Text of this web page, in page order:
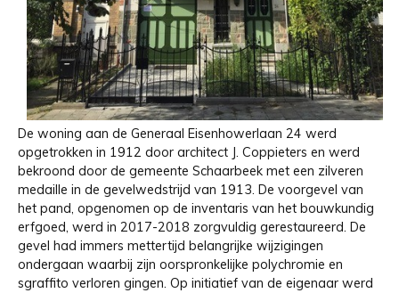
De woning aan de Generaal Eisenhowerlaan 24 werd
opgetrokken in 1912 door architect J. Coppieters en werd
bekroond door de gemeente Schaarbeek met een zilveren
medaille in de gevelwedstrijd van 1913. De voorgevel van
het pand, opgenomen op de inventaris van het bouwkundig
erfgoed, werd in 2017-2018 zorgvuldig gerestaureerd. De
gevel had immers mettertijd belangrijke wijzigingen
ondergaan waarbij zijn oorspronkelijke polychromie en
sgraffito verloren gingen. Op initiatief van de eigenaar werd